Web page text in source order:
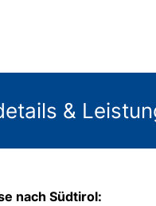
&
nach Südtirol: